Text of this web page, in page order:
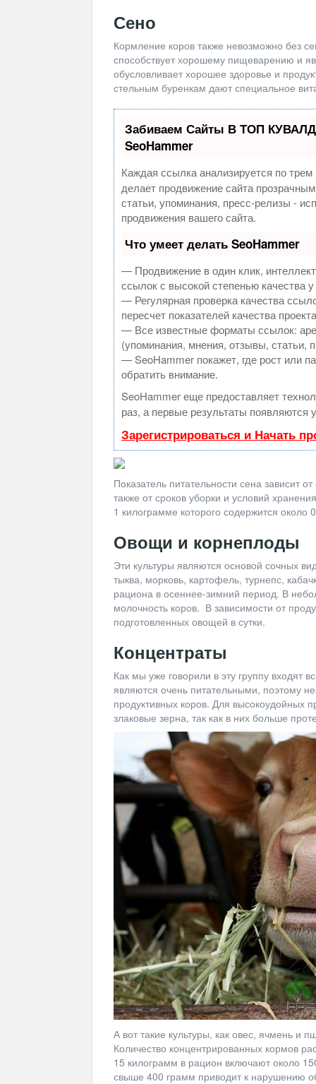
Сено
Кормление коров также невозможно без
способствует хорошему пищеварению и
обусловливает хорошее здоровье и
стельным буренкам дают специальное
Забиваем Сайты В ТОП
SeoHammer
Каждая ссылка анализируется по
делает продвижение сайта
статьи, упоминания, пресс-релизы -
продвижения вашего сайта.
Что умеет делать SeoHammer
— Продвижение в один клик,
ссылок с высокой степенью качества
— Регулярная проверка качества
пересчет показателей качества
— Все известные форматы ссылок:
(упоминания, мнения, отзывы, статьи,
— SeoHammer покажет, где рост или
обратить внимание.
SeoHammer еще предоставляет
раз, а первые результаты появляются
Зарегистрироваться и Начать
Показатель питательности сена зависит
также от сроков уборки и условий
1 килограмме которого содержится
Овощи и корнеплоды
Эти культуры являются основой сочных
тыква, морковь, картофель, турнепс,
рациона в осеннее-зимний период. В
молочность коров. В зависимости от
подготовленных овощей в сутки.
Концентраты
Как мы уже говорили в эту группу
являются очень питательными, поэтому
продуктивных коров. Для высокоудойных
злаковые зерна, так как в них больше
А вот такие культуры, как овес, ячмень и
Количество концентрированных кормов
15 килограмм в рацион включают около
свыше 400 грамм приводит к нарушению